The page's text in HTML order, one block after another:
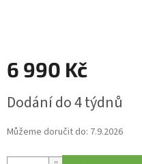
6 990 Kč
cena:
Dodání do 4 týdnů
Můžeme doručit do: 7.9.2026